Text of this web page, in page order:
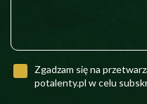
Zgadzam się na
potalenty.pl w celu